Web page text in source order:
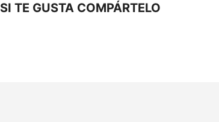
SI TE GUSTA COMPÁRTELO